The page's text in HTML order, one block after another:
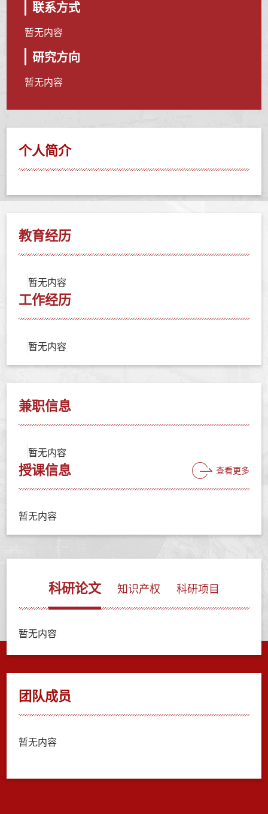
联系方式
暂无内容
研究方向
暂无内容
个人简介
教育经历
暂无内容
工作经历
暂无内容
兼职信息
暂无内容
授课信息 查看更多
暂无内容
科研论文 知识产权 科研项目
暂无内容
团队成员
暂无内容